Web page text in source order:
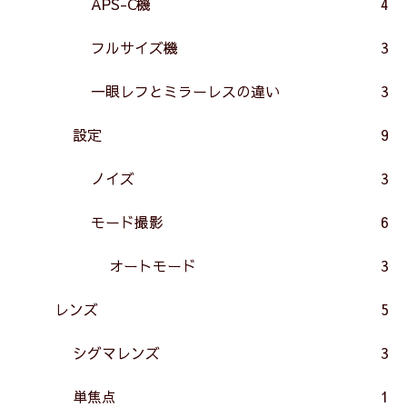
フルサイズ機 3
一眼レフとミラーレスの違い 3
設定 9
ノイズ 3
モード撮影 6
オートモード 3
レンズ 5
シグマレンズ 3
単焦点 1